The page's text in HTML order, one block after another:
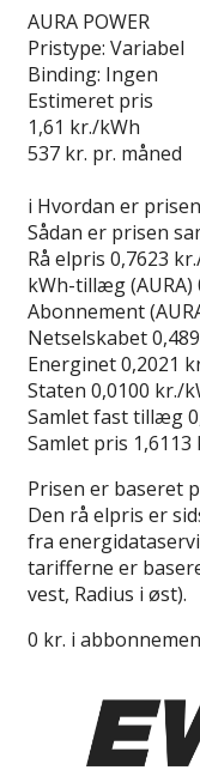
AURA POWER
Pristype: Variabel
Binding: Ingen
Estimeret pris
1,61 kr./kWh
537 kr. pr. måned
i Hvordan er
Sådan er prisen
Rå elpris 0,7623
kWh-tillæg (AURA)
Abonnement
Netselskabet
Energinet0,2021
Staten 0,0100 kr./
Samlet fast tillæg
Samlet pris
Prisen er baseret
Den rå elpris er
fra
tarifferne er
vest, Radius i øst).
0 kr. i